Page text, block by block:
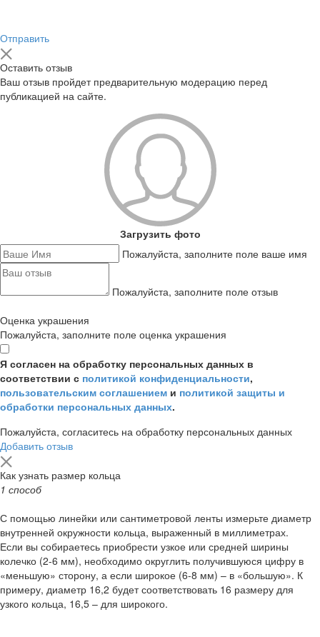
Отправить
Оставить отзыв
Ваш отзыв пройдет предварительную модерацию перед
публикацией на сайте.
Загрузить фото
Пожалуйста, заполните поле ваше имя
Пожалуйста, заполните поле отзыв
Оценка украшения
Пожалуйста, заполните поле оценка украшения
Я согласен на обработку персональных данных в
соответствии с политикой конфиденциальности,
пользовательским соглашением и политикой защиты и
обработки персональных данных.
Пожалуйста, согласитесь на обработку персональных данных
Добавить отзыв
Как узнать размер кольца
1 способ
С помощью линейки или сантиметровой ленты измерьте диаметр
внутренней окружности кольца, выраженный в миллиметрах.
Если вы собираетесь приобрести узкое или средней ширины
колечко (2-6 мм), необходимо округлить получившуюся цифру в
«меньшую» сторону, а если широкое (6-8 мм) – в «большую». К
примеру, диаметр 16,2 будет соответствовать 16 размеру для
узкого кольца, 16,5 – для широкого.